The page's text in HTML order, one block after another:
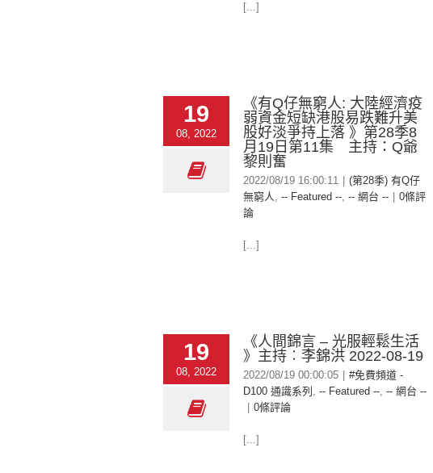
[...]
19
08, 2022
《有Q仔無窮人: 大陸經濟疫
弱資金短缺港股易跌難升美
股好淡爭持上落 》第28季8
月19日第11集 主持：Q爺
黎則奮
2022/08/19 16:00:11
(第28季) 有Q仔
無窮人, -- Featured --, -- 網台 --
0條評
論
[...]
19
08, 2022
《人間錦言 – 光服輕鬆生活
》主持︰李錦洪 2022-08-19
2022/08/19 00:00:05
#免費頻道 -
D100 通識系列 , -- Featured --, -- 網台 --
0條評論
[...]